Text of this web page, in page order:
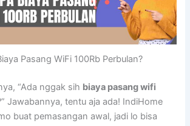
Pasang WiFi 100Rb Perbulan?
“Ada nggak sih biaya pasang wifi
Jawabannya, tentu aja ada! IndiHome
buat pemasangan awal, jadi lo bisa